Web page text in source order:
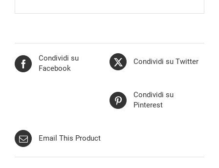
Condividi su
Facebook
Condividi su Twitter
Condividi su
Pinterest
Email This Product